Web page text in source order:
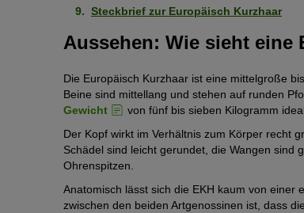
Steckbrief zur Europäisch Kurzhaar
Aussehen: Wie sieht eine
Die Europäisch Kurzhaar ist eine mittelgroße
Beine sind mittellang und stehen auf runden
Gewicht
von fünf bis sieben Kilogramm ideal.
Der Kopf wirkt im Verhältnis zum Körper recht
Schädel sind leicht gerundet, die Wangen sind
Ohrenspitzen.
Anatomisch lässt sich die EKH kaum von einer
zwischen den beiden Artgenossinen ist, dass